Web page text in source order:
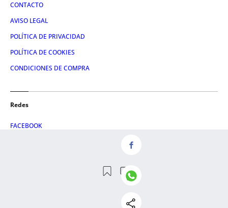
CONTACTO
AVISO LEGAL
POLÍTICA DE PRIVACIDAD
POLÍTICA DE COOKIES
CONDICIONES DE COMPRA
Redes
FACEBOOK